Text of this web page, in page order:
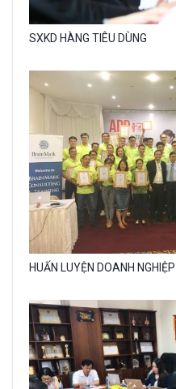
SXKD HÀNG TIÊU DÙNG
HUẤN LUYỆN DOANH NGHIỆP